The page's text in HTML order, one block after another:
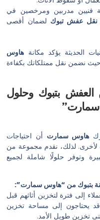
ومرخصين في
لضمان أقصى
مكانة هاوس
بكفاءة
وحلول
أن احتياجات
نقدم مجموعة من
شاملة لجميع
أثاثهم قبل
مساحة تخزين
الأمد.